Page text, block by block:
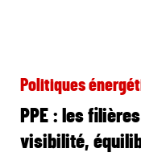
Politiques
PPE : les
visibilité,